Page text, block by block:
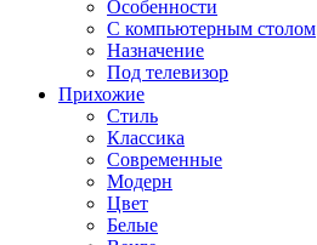
Особенности
С компьютерным столом
Назначение
Под телевизор
Прихожие
Стиль
Классика
Современные
Модерн
Цвет
Белые